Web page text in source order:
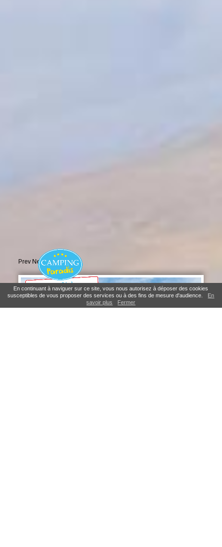
Prev Next
En continuant à naviguer sur ce site, vous nous autorisez à déposer des cookies
susceptibles de vous proposer des services ou à des fins de mesure d'audience.
En
savoir plus
Fermer